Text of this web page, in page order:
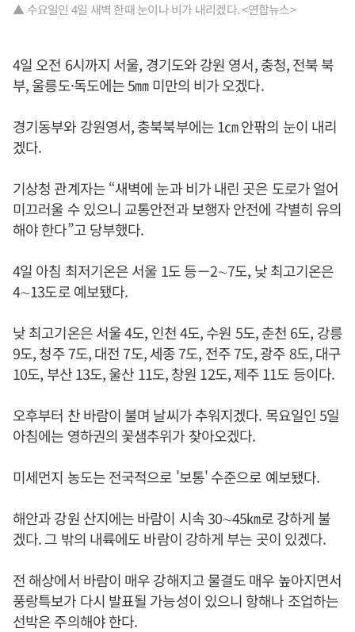
▲ 수요일인 4일 새벽 한때 눈이나 비가 내리겠다. <연합뉴스>
4일 오전 6시까지 서울, 경기도와 강원 영서, 충청, 전북 북
부, 울릉도·독도에는 5㎜ 미만의 비가 오겠다.
경기동부와 강원영서, 충북북부에는 1㎝ 안팎의 눈이 내리
겠다.
기상청 관계자는 “새벽에 눈과 비가 내린 곳은 도로가 얼어
미끄러울 수 있으니 교통안전과 보행자 안전에 각별히 유의
해야 한다”고 당부했다.
4일 아침 최저기온은 서울 1도 등－2∼7도, 낮 최고기온은
4∼13도로 예보됐다.
낮 최고기온은 서울 4도, 인천 4도, 수원 5도, 춘천 6도, 강릉
9도, 청주 7도, 대전 7도, 세종 7도, 전주 7도, 광주 8도, 대구
10도, 부산 13도, 울산 11도, 창원 12도, 제주 11도 등이다.
오후부터 찬 바람이 불며 날씨가 추워지겠다. 목요일인 5일
아침에는 영하권의 꽃샘추위가 찾아오겠다.
미세먼지 농도는 전국적으로 '보통' 수준으로 예보됐다.
해안과 강원 산지에는 바람이 시속 30∼45㎞로 강하게 불
겠다. 그 밖의 내륙에도 바람이 강하게 부는 곳이 있겠다.
전 해상에서 바람이 매우 강해지고 물결도 매우 높아지면서
풍랑특보가 다시 발표될 가능성이 있으니 항해나 조업하는
선박은 주의해야 한다.